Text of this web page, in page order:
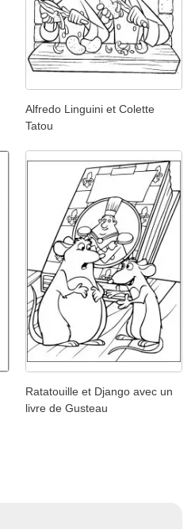
Alfredo Linguini et Colette
Tatou
Ratatouille et Django avec un
livre de Gusteau